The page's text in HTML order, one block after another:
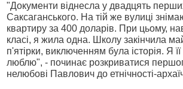
"Документи віднесла у двадцять
Саксаганського. На тій же вулиці
квартиру за 400 доларів. При цьому,
класі, я жила одна. Школу закінчила
п'ятірки, виключенням була історія. Я
люблю", - починає розкриватися
нелюбові Павлович до етнічності-